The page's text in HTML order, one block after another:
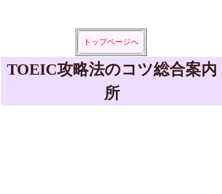
トップページへ
TOEIC攻略法のコツ総合案内
所